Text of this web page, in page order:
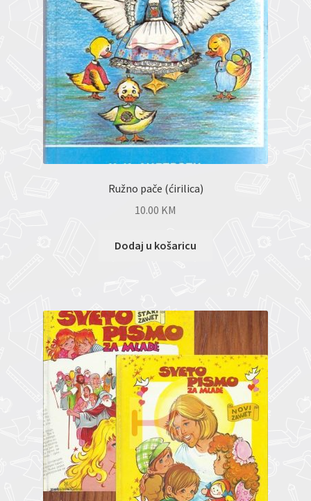
Ružno pače (ćirilica)
10.00 KM
Dodaj u košaricu